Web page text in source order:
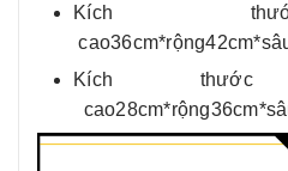
Kích
Kích